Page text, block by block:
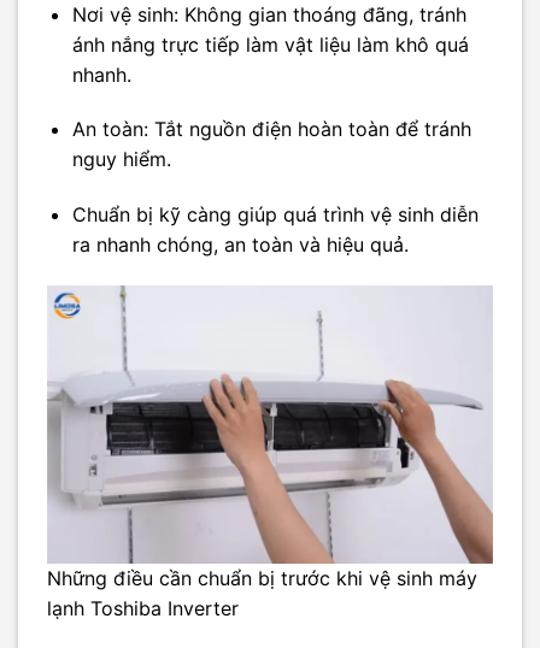
Nơi vệ sinh: Không gian thoáng đãng, tránh
ánh nắng trực tiếp làm vật liệu làm khô quá
nhanh.
An toàn: Tắt nguồn điện hoàn toàn để tránh
nguy hiểm.
Chuẩn bị kỹ càng giúp quá trình vệ sinh diễn
ra nhanh chóng, an toàn và hiệu quả.
Những điều cần chuẩn bị trước khi vệ sinh máy
lạnh Toshiba Inverter